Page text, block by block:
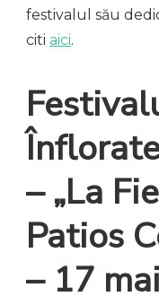
festivalul său
citi aici.
– „La
Patios
– 17